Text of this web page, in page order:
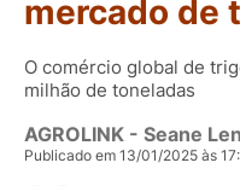
mercado de
O comércio global de
milhão de toneladas
AGROLINK - Seane
Publicado em 13/01/2025 às